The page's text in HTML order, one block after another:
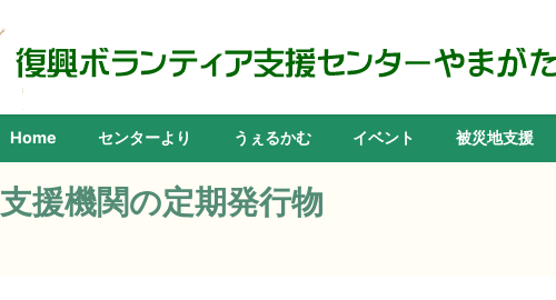
Home センターより うぇるかむ イベント 被災地支援
支援機関の定期発行物